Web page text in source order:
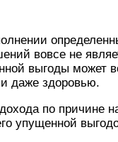
вовсе не
выгоды может
даже здоровью.
по причине
упущенной